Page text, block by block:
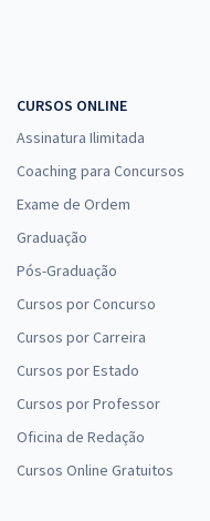
CURSOS ONLINE
Assinatura Ilimitada
Coaching para Concursos
Exame de Ordem
Graduação
Pós-Graduação
Cursos por Concurso
Cursos por Carreira
Cursos por Estado
Cursos por Professor
Oficina de Redação
Cursos Online Gratuitos